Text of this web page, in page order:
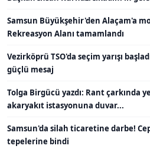
Samsun Büyükşehir'den Alaçam'a
Rekreasyon Alanı tamamlandı
Vezirköprü TSO'da seçim yarışı
güçlü mesaj
Tolga Birgücü yazdı: Rant çarkında
akaryakıt istasyonuna duvar...
Samsun'da silah ticaretine darbe!
tepelerine bindi